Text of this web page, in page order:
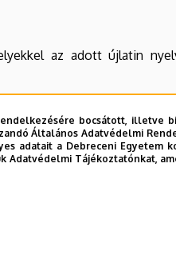
az adott újlatin
bocsátott, illetve
Általános Adatvédelmi
adatait a Debreceni
Adatvédelmi Tájékoztatónkat,